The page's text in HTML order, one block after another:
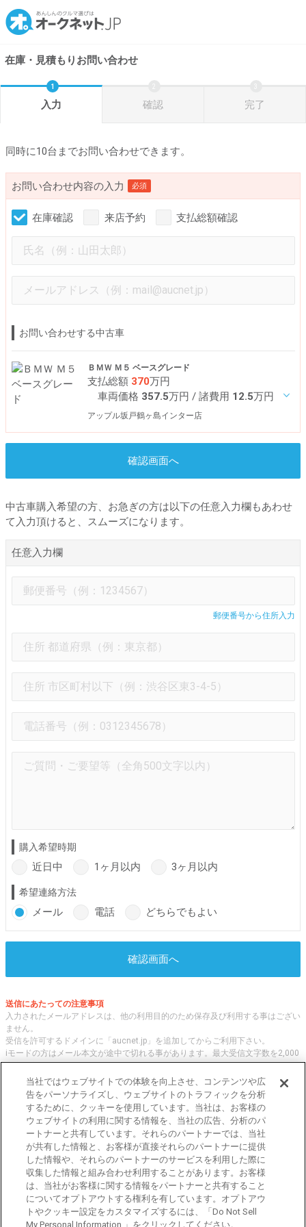
在庫・見積もりお問い合わせ
入力 確認 完了
同時に10台までお問い合わせできます。
お問い合わせ内容の入力 必須
在庫確認 来店予約 支払総額確認
お問い合わせする中古車
ＢＭＷ Ｍ５ ベースグレード
支払総額 370万円
車両価格 357.5万円 / 諸費用 12.5万円
アップル坂戸鶴ヶ島インター店
確認画面へ
中古車購入希望の方、お急ぎの方は以下の任意入力欄もあわせ
て入力頂けると、スムーズになります。
任意入力欄
郵便番号から住所入力
購入希望時期
近日中 1ヶ月以内 3ヶ月以内
希望連絡方法
メール 電話 どちらでもよい
確認画面へ
送信にあたっての注意事項
入力されたメールアドレスは、他の利用目的のため保存及び利用する事はござい
ません。
受信を許可するドメインに「aucnet.jp」を追加してからご利用下さい。
iモードの方はメール本文が途中で切れる事があります。最大受信文字数を2,000
文字へ変更してご利用ください
オークネット.jpでは、全国の中古車について、 「評価点と星の数」の情報をも
とに、信頼性の高い中古車情報を提供しています。
車種・エリア・走行距離等の基本的な中古車の状態から、「評価点と星の数」に
よる検索、装備品等のオプション等の詳細検索等、こだわりの中古車を様々な角
度から探すことが可能です。 国内外の各メーカー・車種を多く取り揃え、皆さ
まに安心と信頼の全国の中古車についての情報をお届け致します。
東京都公安委員会許可 第301001105434号
当社ではウェブサイトでの体験を向上させ、コンテンツや広
告をパーソナライズし、ウェブサイトのトラフィックを分析
するために、クッキーを使用しています。当社は、お客様の
ウェブサイトの利用に関する情報を、当社の広告、分析のパ
ートナーと共有しています。それらのパートナーでは、当社
が共有した情報と、お客様が直接それらのパートナーに提供
した情報や、それらのパートナーのサービスを利用した際に
収集した情報と組み合わせ利用することがあります。お客様
は、当社がお客様に関する情報をパートナーと共有すること
についてオプトアウトする権利を有しています。オプトアウ
トやクッキー設定をカスタマイズするには、「Do Not Sell
My Personal Information 」をクリックしてください。